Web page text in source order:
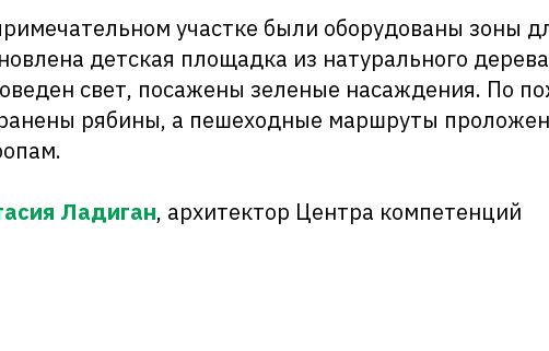
участке были оборудованы зоны
детская площадка из натурального
свет, посажены зеленые насаждения. По
рябины, а пешеходные маршруты
Ладиган, архитектор Центра компетенций